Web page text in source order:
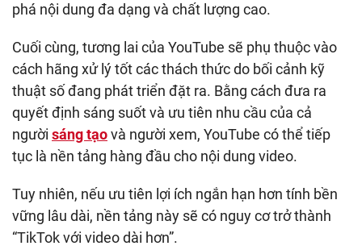
phá nội dung đa dạng và chất lượng cao.
Cuối cùng, tương lai của YouTube sẽ phụ thuộc vào
cách hãng xử lý tốt các thách thức do bối cảnh kỹ
thuật số đang phát triển đặt ra. Bằng cách đưa ra
quyết định sáng suốt và ưu tiên nhu cầu của cả
người sáng tạovà người xem, YouTube có thể tiếp
tục là nền tảng hàng đầu cho nội dung video.
Tuy nhiên, nếu ưu tiên lợi ích ngắn hạn hơn tính bền
vững lâu dài, nền tảng này sẽ có nguy cơ trở thành
“TikTok với video dài hơn”.